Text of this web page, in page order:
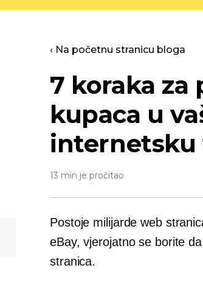
‹ Na početnu stranicu bloga
7 koraka za
kupaca u
13 min je pročitao
Postoje milijarde web
eBay, vjerojatno se borite
stranica.